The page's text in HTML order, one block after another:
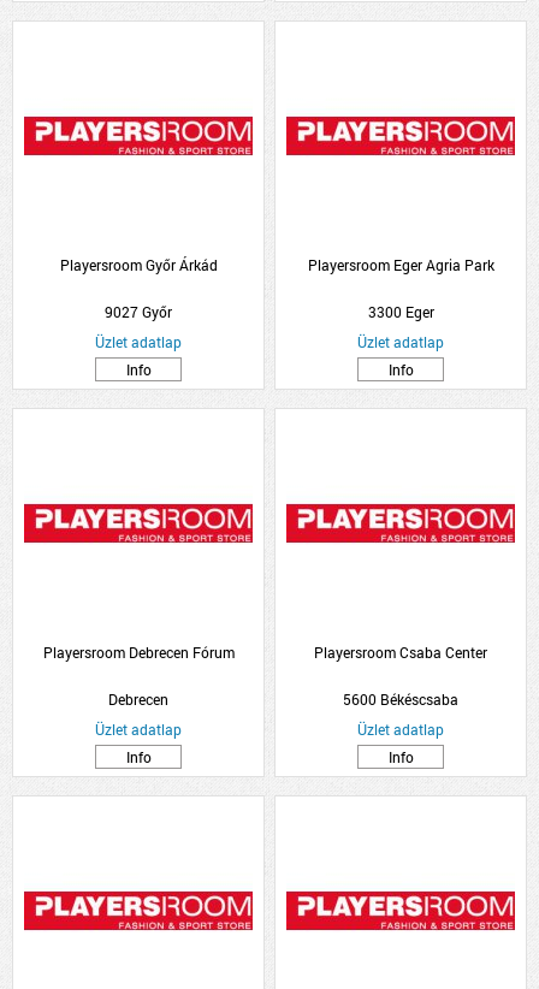
Playersroom Győr Árkád
9027 Győr
Üzlet adatlap
Info
Playersroom Eger Agria Park
3300 Eger
Üzlet adatlap
Info
Playersroom Debrecen Fórum
Debrecen
Üzlet adatlap
Info
Playersroom Csaba Center
5600 Békéscsaba
Üzlet adatlap
Info